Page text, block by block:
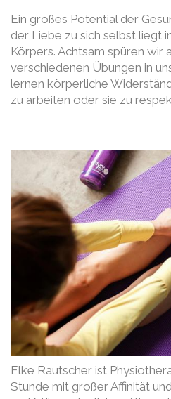
Ein großes Potential der
der Liebe zu sich selbst liegt
Körpers. Achtsam spüren wir
verschiedenen Übungen in
lernen körperliche
zu arbeiten oder sie zu
Elke Rautscher ist
Stunde mit großer Affinität